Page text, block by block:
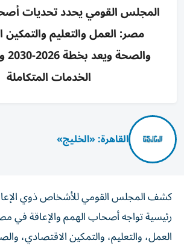
المجلس القومي يحدد تحديات
مصر: العمل والتعليم
الخدمات المتكاملة
القاهرة: «الخليج»
كشف المجلس القومي للأشخاص ذوي
رئيسية تواجه أصحاب الهمم والإعاقة في
العمل، والتعليم، والتمكين الاقتصادي،